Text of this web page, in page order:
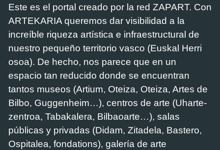
Este es el portal creado por la red ZAPART. Con
ARTEKARIA queremos dar visibilidad a la
increíble riqueza artística e infraestructural de
nuestro pequeño territorio vasco (Euskal Herri
osoa). De hecho, nos parece que en un
espacio tan reducido donde se encuentran
tantos museos (Artium, Oteiza, Oteiza, Artes de
Bilbo, Guggenheim…), centros de arte (Uharte-
zentroa, Tabakalera, Bilbaoarte…), salas
públicas y privadas (Didam, Zitadela, Bastero,
Ospitalea, fondations), galería de arte